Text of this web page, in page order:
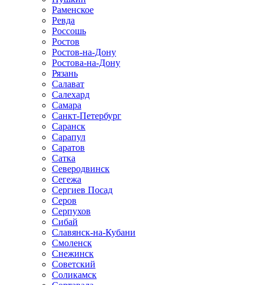
Раменское
Ревда
Россошь
Ростов
Ростов-на-Дону
Ростова-на-Дону
Рязань
Салават
Салехард
Самара
Санкт-Петербург
Саранск
Сарапул
Саратов
Сатка
Северодвинск
Сегежа
Сергиев Посад
Серов
Серпухов
Сибай
Славянск-на-Кубани
Смоленск
Снежинск
Советский
Соликамск